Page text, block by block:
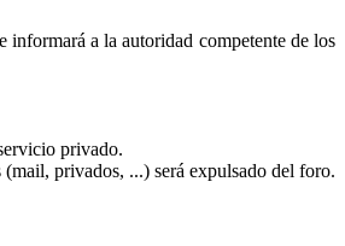
informará a la autoridad competente de los
privado.
privados, ...) será expulsado del foro.